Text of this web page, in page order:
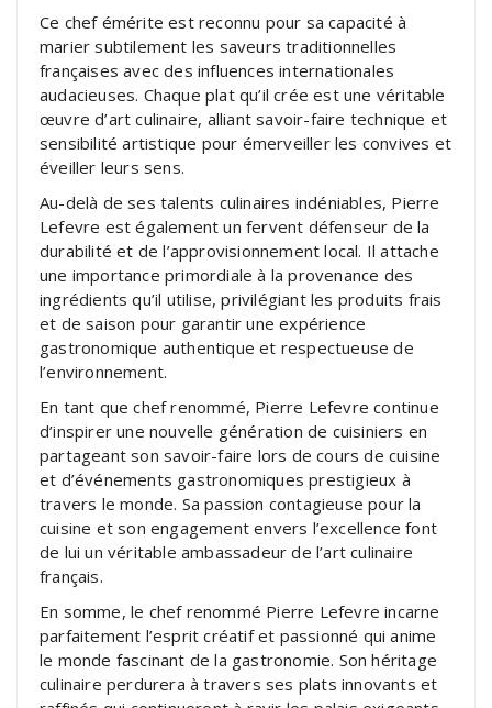
Ce chef émérite est reconnu pour sa capacité à
marier subtilement les saveurs traditionnelles
françaises avec des influences internationales
audacieuses. Chaque plat qu’il crée est une véritable
œuvre d’art culinaire, alliant savoir-faire technique et
sensibilité artistique pour émerveiller les convives et
éveiller leurs sens.
Au-delà de ses talents culinaires indéniables, Pierre
Lefevre est également un fervent défenseur de la
durabilité et de l’approvisionnement local. Il attache
une importance primordiale à la provenance des
ingrédients qu’il utilise, privilégiant les produits frais
et de saison pour garantir une expérience
gastronomique authentique et respectueuse de
l’environnement.
En tant que chef renommé, Pierre Lefevre continue
d’inspirer une nouvelle génération de cuisiniers en
partageant son savoir-faire lors de cours de cuisine
et d’événements gastronomiques prestigieux à
travers le monde. Sa passion contagieuse pour la
cuisine et son engagement envers l’excellence font
de lui un véritable ambassadeur de l’art culinaire
français.
En somme, le chef renommé Pierre Lefevre incarne
parfaitement l’esprit créatif et passionné qui anime
le monde fascinant de la gastronomie. Son héritage
culinaire perdurera à travers ses plats innovants et